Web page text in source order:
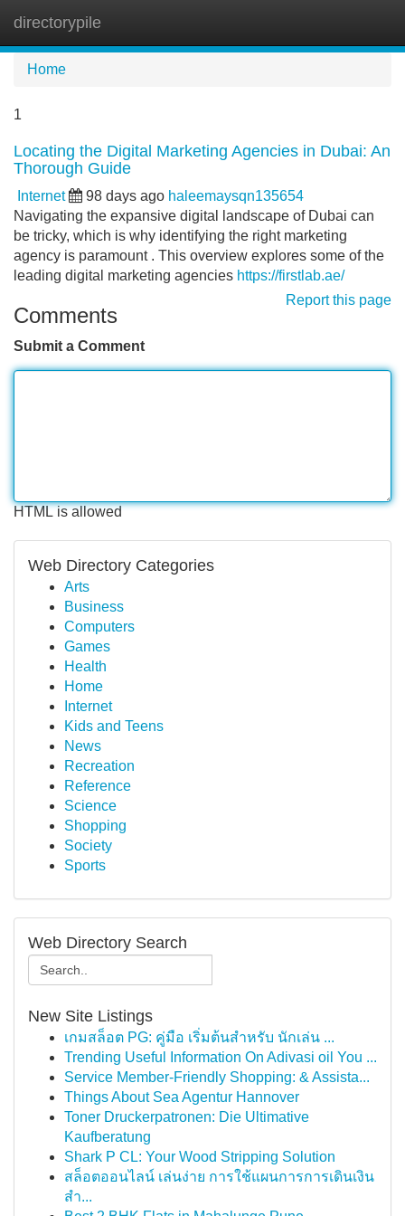
directorypile
Home
1
Locating the Digital Marketing Agencies in Dubai: An
Thorough Guide
Internet 98 days ago haleemaysqn135654
Navigating the expansive digital landscape of Dubai can
be tricky, which is why identifying the right marketing
agency is paramount . This overview explores some of the
leading digital marketing agencies https://firstlab.ae/
Report this page
Comments
Submit a Comment
HTML is allowed
Web Directory Categories
Arts
Business
Computers
Games
Health
Home
Internet
Kids and Teens
News
Recreation
Reference
Science
Shopping
Society
Sports
Web Directory Search
New Site Listings
เกมสล็อต PG: คู่มือ เริ่มต้นสำหรับ นักเล่น ...
Trending Useful Information On Adivasi oil You ...
Service Member-Friendly Shopping: & Assista...
Things About Sea Agentur Hannover
Toner Druckerpatronen: Die Ultimative
Kaufberatung
Shark P CL: Your Wood Stripping Solution
สล็อตออนไลน์ เล่นง่าย การใช้แผนการการเดินเงิน
สำ...